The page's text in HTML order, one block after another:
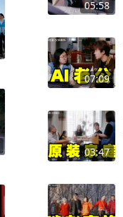
05:58
07:09
03:47